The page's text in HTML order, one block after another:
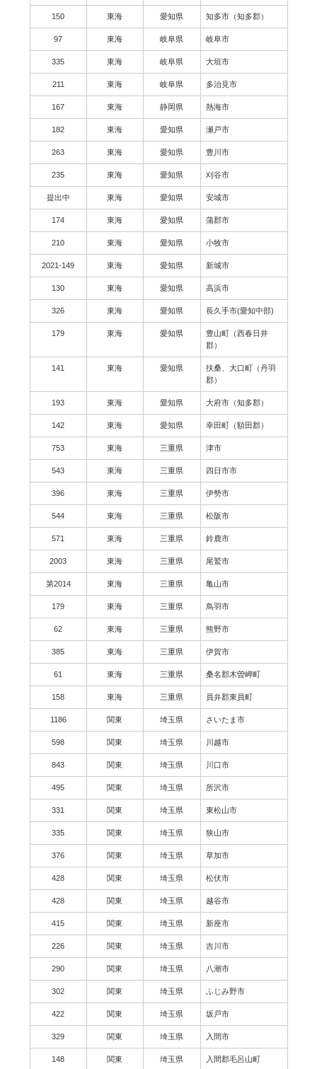
150 東海 愛知県 知多市（知多郡）
97 東海 岐阜県 岐阜市
335 東海 岐阜県 大垣市
211 東海 岐阜県 多治見市
167 東海 静岡県 熱海市
182 東海 愛知県 瀬戸市
263 東海 愛知県 豊川市
235 東海 愛知県 刈谷市
提出中 東海 愛知県 安城市
174 東海 愛知県 蒲郡市
210 東海 愛知県 小牧市
2021-149 東海 愛知県 新城市
130 東海 愛知県 高浜市
326 東海 愛知県 長久手市(愛知中部)
179 東海 愛知県
豊山町（西春日井
郡）
141 東海 愛知県
扶桑、大口町（丹羽
郡）
193 東海 愛知県 大府市（知多郡）
142 東海 愛知県 幸田町（額田郡）
753 東海 三重県 津市
543 東海 三重県 四日市市
396 東海 三重県 伊勢市
544 東海 三重県 松阪市
571 東海 三重県 鈴鹿市
2003 東海 三重県 尾鷲市
第2014 東海 三重県 亀山市
179 東海 三重県 鳥羽市
62 東海 三重県 熊野市
385 東海 三重県 伊賀市
61 東海 三重県 桑名郡木曽岬町
158 東海 三重県 員弁郡東員町
1186 関東 埼玉県 さいたま市
598 関東 埼玉県 川越市
843 関東 埼玉県 川口市
495 関東 埼玉県 所沢市
331 関東 埼玉県 東松山市
335 関東 埼玉県 狭山市
376 関東 埼玉県 草加市
428 関東 埼玉県 松伏市
428 関東 埼玉県 越谷市
415 関東 埼玉県 新座市
226 関東 埼玉県 吉川市
290 関東 埼玉県 八潮市
302 関東 埼玉県 ふじみ野市
422 関東 埼玉県 坂戸市
329 関東 埼玉県 入間市
148 関東 埼玉県 入間郡毛呂山町